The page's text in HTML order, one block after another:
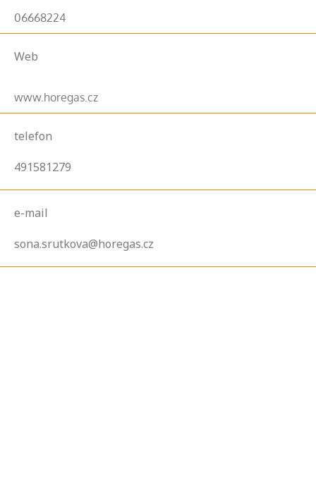
06668224
Web
www.horegas.cz
telefon
491581279
e-mail
sona.srutkova@horegas.cz